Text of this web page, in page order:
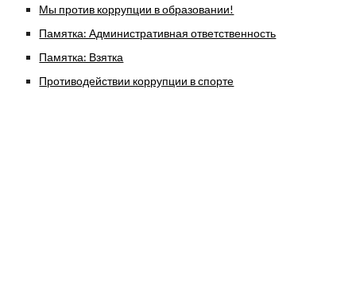
Мы против коррупции в образовании!
Памятка: Административная ответственность
Памятка: Взятка
Противодействии коррупции в спорте